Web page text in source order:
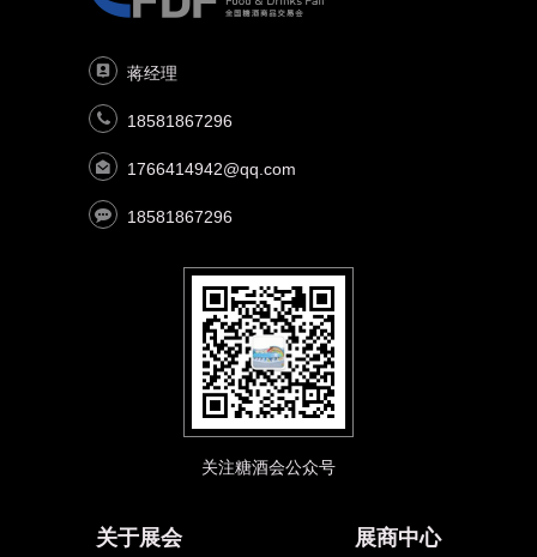
蒋经理
18581867296
1766414942@qq.com
18581867296
关注糖酒会公众号
关于展会 展商中心